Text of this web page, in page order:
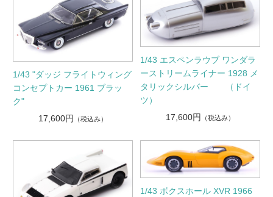
1/43 "ダッジ フライトウィング
コンセプトカー 1961 ブラッ
ク"
17,600円
（税込み）
1/43 エスペンラウブ ワンダラ
ーストリームライナー 1928 メ
タリックシルバー （ドイ
ツ）
17,600円
（税込み）
1/43 ボクスホール XVR 1966